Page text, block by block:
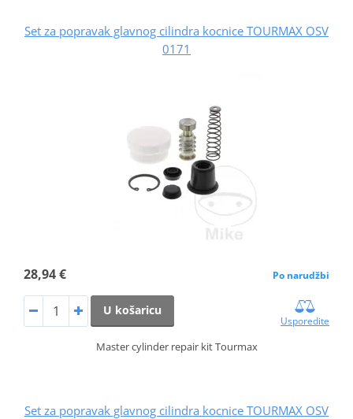
Set za popravak glavnog cilindra kocnice TOURMAX OSV
0171
28,94 € Po narudžbi
U košaricu
Usporedite
Master cylinder repair kit Tourmax
Set za popravak glavnog cilindra kocnice TOURMAX OSV